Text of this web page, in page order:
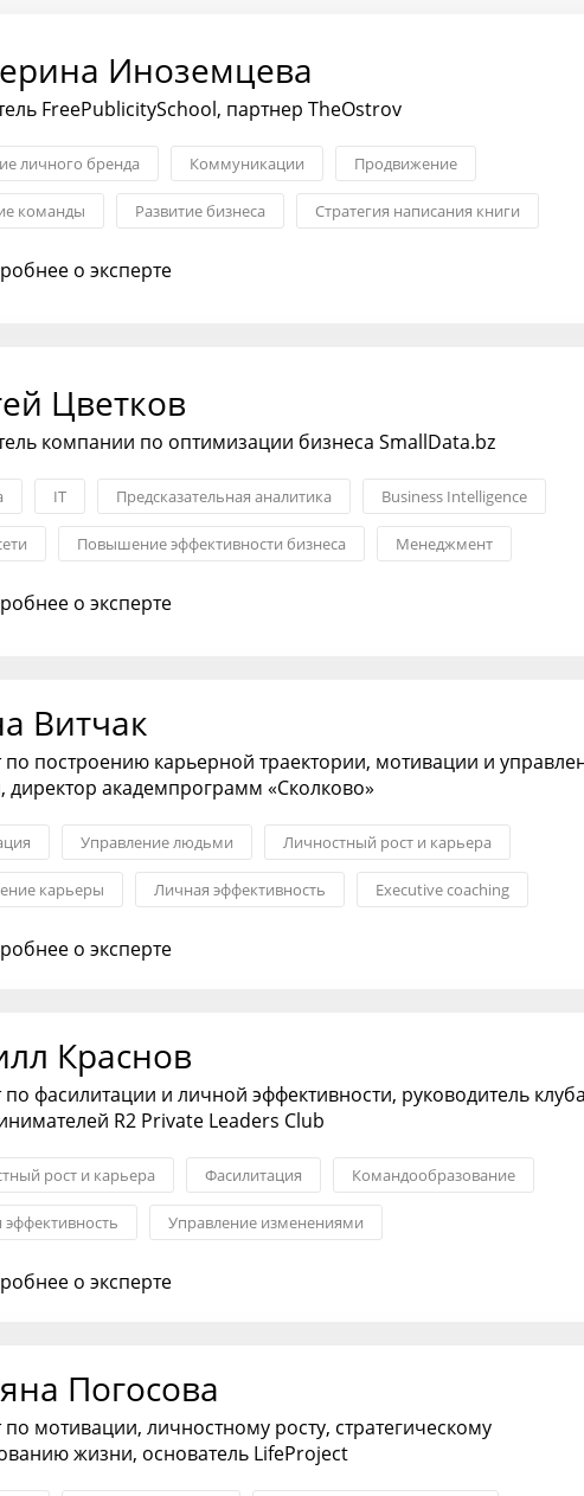
Иноземцева
FreePublicitySchool, партнер TheOstrov
личного бренда Коммуникации Продвижение
команды Развитие бизнеса Стратегия написания книги
о эксперте
Цветков
компании по оптимизации бизнеса SmallData.bz
IT Предсказательная аналитика Business Intelligence
Повышение эффективности бизнеса Менеджмент
о эксперте
Витчак
по построению карьерной траектории, мотивации и
академпрограмм «Сколково»
Управление людьми Личностный рост и карьера
карьеры Личная эффективность Еxecutive coaching
культура
о эксперте
Краснов
по фасилитации и личной эффективности, руководитель
R2 Private Leaders Club
рост и карьера Фасилитация Командообразование
Управление изменениями
предпринимательства
о эксперте
Погосова
по мотивации, личностному росту, стратегическому
жизни, основатель LifeProject